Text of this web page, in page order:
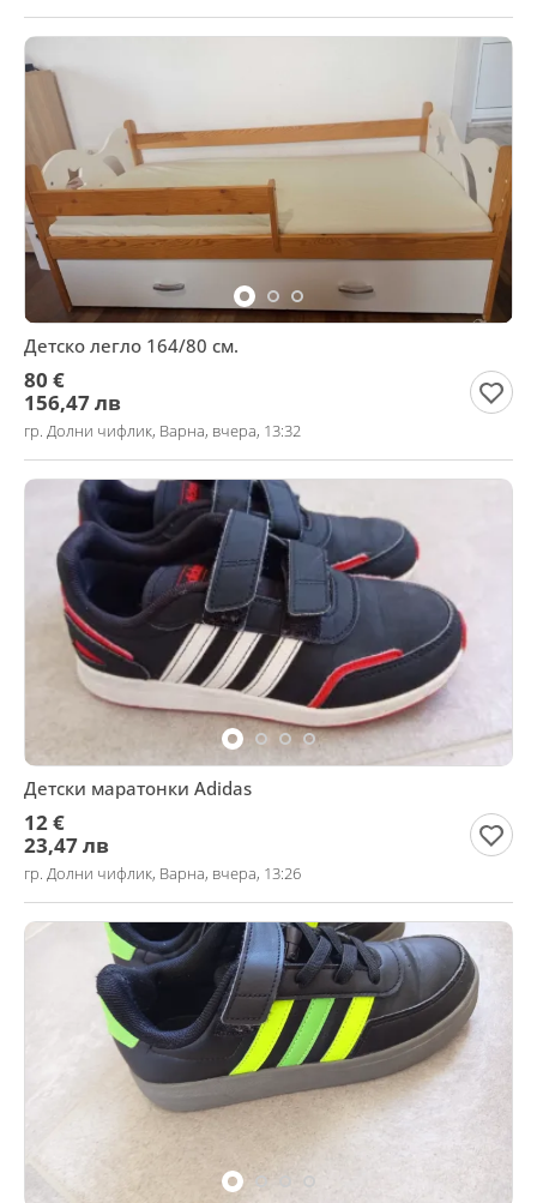
Детско легло 164/80 см.
80 €
156,47 лв
гр. Долни чифлик, Варна, вчера, 13:32
Детски маратонки Adidas
12 €
23,47 лв
гр. Долни чифлик, Варна, вчера, 13:26